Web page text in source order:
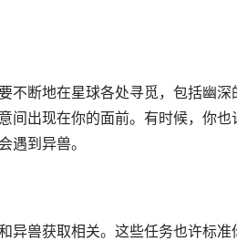
不断地在星球各处寻觅，包括幽
间出现在你的面前。有时候，你
遇到异兽。
异兽获取相关。这些任务也许标